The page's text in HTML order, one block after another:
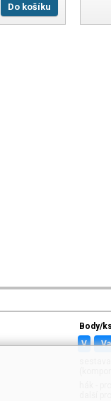
Do košíku
Body/ks
v